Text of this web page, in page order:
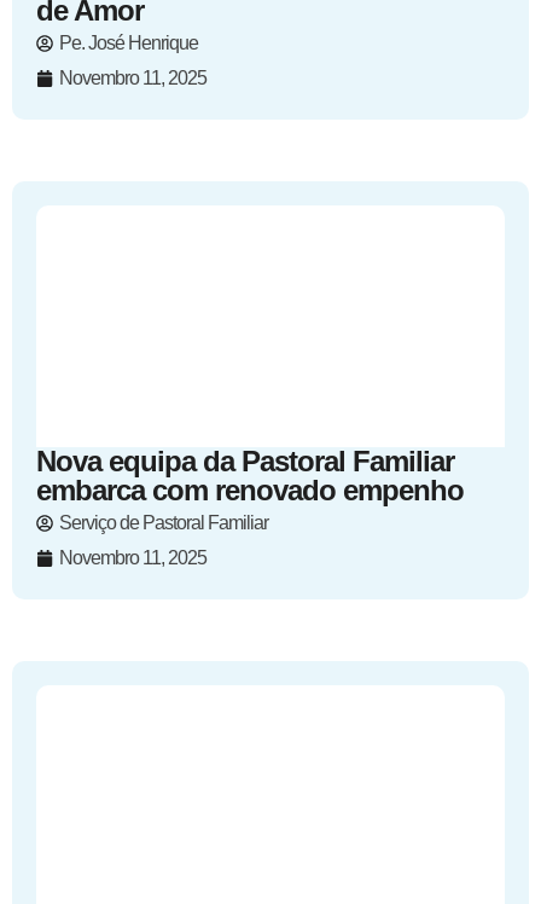
de Amor
Pe. José Henrique
Novembro 11, 2025
Nova equipa da Pastoral Familiar
embarca com renovado empenho
Serviço de Pastoral Familiar
Novembro 11, 2025